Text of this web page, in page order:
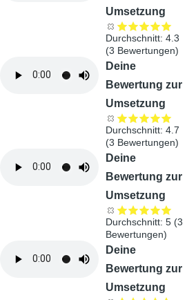
Umsetzung
Durchschnitt:4.3
(3 Bewertungen)
Deine
Bewertung zur
Umsetzung
Durchschnitt:4.7
(3 Bewertungen)
Deine
Bewertung zur
Umsetzung
Durchschnitt:5 (3
Bewertungen)
Deine
Bewertung zur
Umsetzung